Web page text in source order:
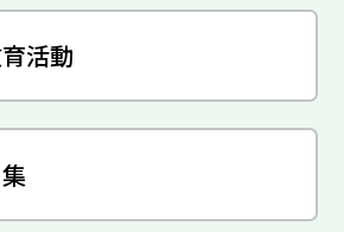
活動